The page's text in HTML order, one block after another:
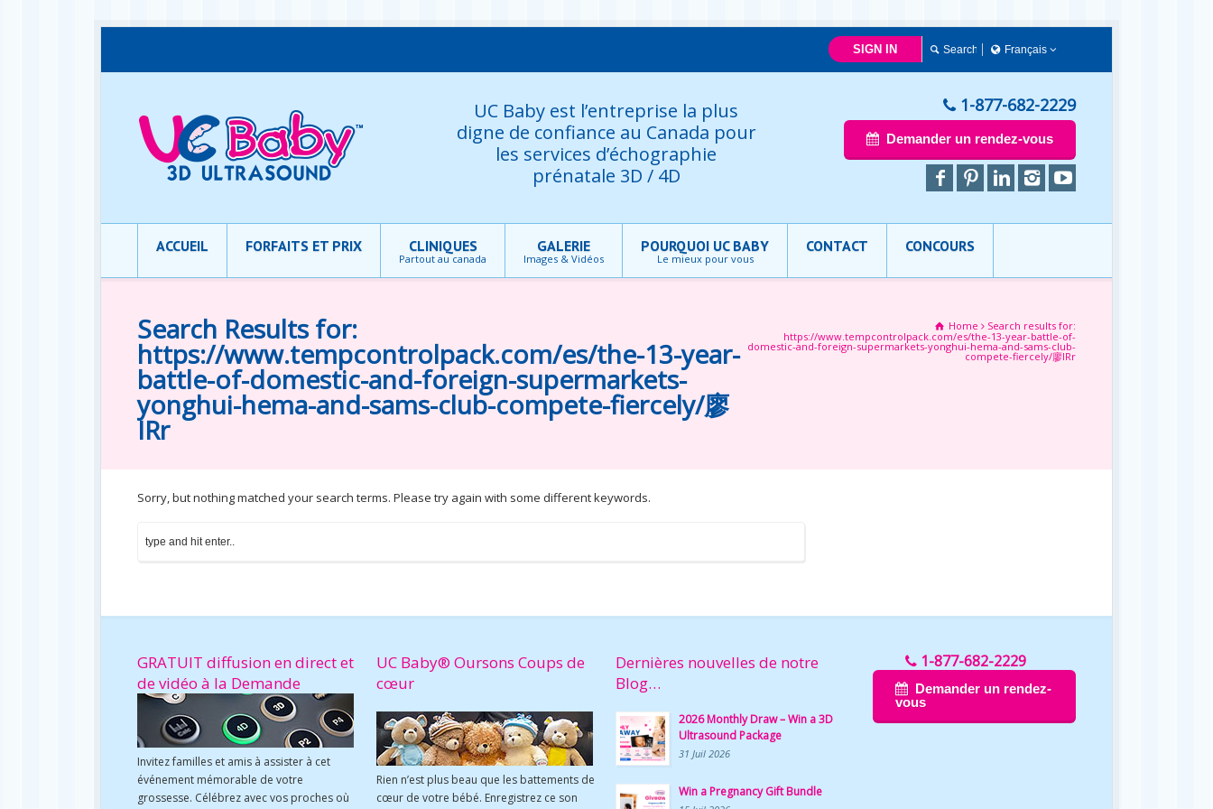
SIGN IN
Français
简体中文
Français
English
UC Baby est l’entreprise la plus
digne de confiance au Canada pour
les services d’échographie
prénatale 3D / 4D
1-877-682-2229
Demander un rendez-vous
ACCUEIL FORFAITS ET PRIX CLINIQUES
Partout au canada
GALERIE
Images & Vidéos
POURQUOI UC BABY
Le mieux pour vous
CONTACT CONCOURS
Search Results for:
https://www.tempcontrolpack.com/es/the-13-year-
battle-of-domestic-and-foreign-supermarkets-
yonghui-hema-and-sams-club-compete-fiercely/廖
IRr
Home
Search results for:
https://www.tempcontrolpack.com/es/the-13-year-battle-of-
domestic-and-foreign-supermarkets-yonghui-hema-and-sams-club-
compete-fiercely/廖IRr
Sorry, but nothing matched your search terms. Please try again with some different keywords.
GRATUIT diffusion en direct et
de vidéo à la Demande
Invitez familles et amis à assister à cet
événement mémorable de votre
grossesse. Célébrez avec vos proches où
UC Baby® Oursons Coups de
cœur
Rien n’est plus beau que les battements de
cœur de votre bébé. Enregistrez ce son
Dernières nouvelles de notre
Blog…
2026 Monthly Draw – Win a 3D
Ultrasound Package
31 Juil 2026
Win a Pregnancy Gift Bundle
1-877-682-2229
Demander un rendez-
vous